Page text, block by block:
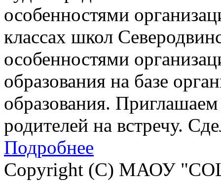
особенностями
классах школ
особенностями
образования на базе
образования.
родителей на встречу.
Подробнее
Copyright (C) МАОУ